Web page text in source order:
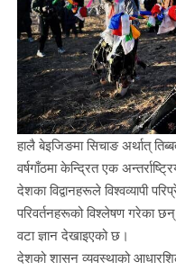
हालै बेइजिङमा सिचाङ अर्थात्
वर्षगाँठमा केन्द्रित एक
देशका विद्वानहरूले विश्वव्यापी
परिवर्तनहरूको विश्लेषण गरेका
वटा ज्ञान देखाइएको छ।
देशको शासन व्यवस्थाको